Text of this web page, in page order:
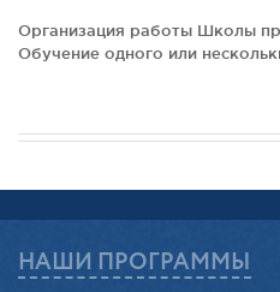
Организация работы Школы
Обучение одного или
НАШИ ПРОГРАММЫ